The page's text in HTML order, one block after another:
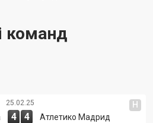
команд
Н
25.02.25
4 4 Атлетико Мадрид